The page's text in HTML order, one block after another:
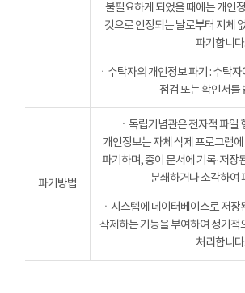
불필요하게 되었을 때에는 개인
것으로 인정되는 날로부터 지체
파기합니다.
ㆍ수탁자의 개인정보 파기 : 수탁
점검 또는 확인서를
파기방법
ㆍ독립기념관은 전자적 파일
개인정보는 자체 삭제 프로그램
파기하며, 종이 문서에 기록·저장
분쇄하거나 소각하여
ㆍ시스템에 데이터베이스로 저
삭제하는 기능을 부여하여 정기적
처리합니다.